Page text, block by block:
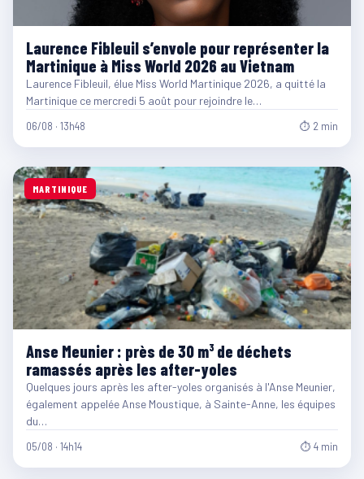
Laurence Fibleuil s’envole pour représenter la
Martinique à Miss World 2026 au Vietnam
Laurence Fibleuil, élue Miss World Martinique 2026, a quitté la
Martinique ce mercredi 5 août pour rejoindre le…
06/08 · 13h48 ⏱ 2 min
MARTINIQUE
Anse Meunier : près de 30 m³ de déchets
ramassés après les after-yoles
Quelques jours après les after-yoles organisés à l'Anse Meunier,
également appelée Anse Moustique, à Sainte-Anne, les équipes
du…
05/08 · 14h14 ⏱ 4 min